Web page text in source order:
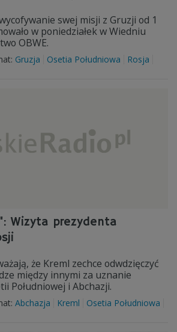
swej misji z Gruzji od 1
w poniedziałek w Wiedniu
OBWE.
Gruzja Osetia Południowa
Rosja
Wizyta prezydenta
że Kreml zechce odwdzięczyć
między innymi za uznanie
Południowej i Abchazji.
Abchazja Kreml
Osetia Południowa